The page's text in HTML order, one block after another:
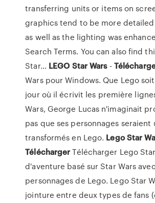
transferring units or items on
graphics tend to be more
as well as the lighting was
Search Terms. You can also find
Star... LEGO StarWars-
Wars pour Windows. Que Lego
jour où il écrivit les première
Wars, George Lucas n'imaginait
pas que ses personnages seraient
transformés en Lego. Lego Star
TéléchargerTélécharger Lego
d'aventure basé sur Star Wars
personnages de Lego. Lego Star
jointure entre deux types de fans